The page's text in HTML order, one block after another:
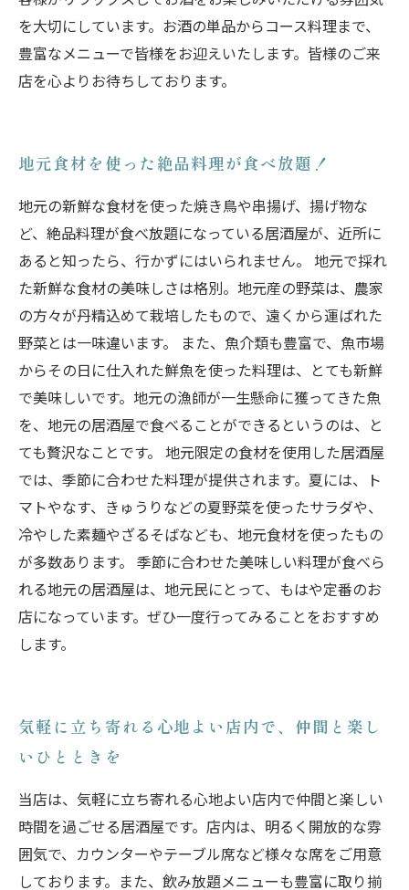
を大切にしています。お酒の単品からコース料理まで、
豊富なメニューで皆様をお迎えいたします。皆様のご来
店を心よりお待ちしております。
地元食材を使った絶品料理が食べ放題！
地元の新鮮な食材を使った焼き鳥や串揚げ、揚げ物な
ど、絶品料理が食べ放題になっている居酒屋が、近所に
あると知ったら、行かずにはいられません。 地元で採れ
た新鮮な食材の美味しさは格別。地元産の野菜は、農家
の方々が丹精込めて栽培したもので、遠くから運ばれた
野菜とは一味違います。 また、魚介類も豊富で、魚市場
からその日に仕入れた鮮魚を使った料理は、とても新鮮
で美味しいです。地元の漁師が一生懸命に獲ってきた魚
を、地元の居酒屋で食べることができるというのは、と
ても贅沢なことです。 地元限定の食材を使用した居酒屋
では、季節に合わせた料理が提供されます。夏には、ト
マトやなす、きゅうりなどの夏野菜を使ったサラダや、
冷やした素麺やざるそばなども、地元食材を使ったもの
が多数あります。 季節に合わせた美味しい料理が食べら
れる地元の居酒屋は、地元民にとって、もはや定番のお
店になっています。ぜひ一度行ってみることをおすすめ
します。
気軽に立ち寄れる心地よい店内で、仲間と楽し
いひとときを
当店は、気軽に立ち寄れる心地よい店内で仲間と楽しい
時間を過ごせる居酒屋です。店内は、明るく開放的な雰
囲気で、カウンターやテーブル席など様々な席をご用意
しております。また、飲み放題メニューも豊富に取り揃